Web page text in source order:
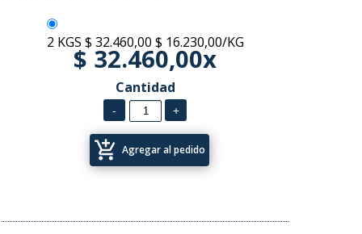
2 KGS $ 32.460,00 $ 16.230,00/KG
$ 32.460,00x
Cantidad
add_shopping_cart Agregar al pedido